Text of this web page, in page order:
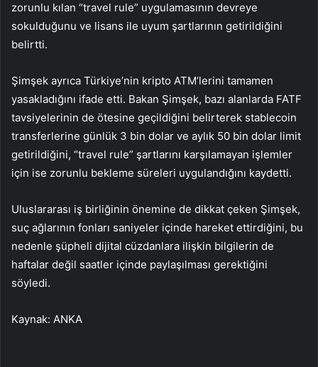
zorunlu kılan “travel rule” uygulamasının devreye
sokulduğunu ve lisans ile uyum şartlarının getirildiğini
belirtti.
Şimşek ayrıca Türkiye’nin kripto ATM’lerini tamamen
yasakladığını ifade etti. Bakan Şimşek, bazı alanlarda FATF
tavsiyelerinin de ötesine geçildiğini belirterek stablecoin
transferlerine günlük 3 bin dolar ve aylık 50 bin dolar limit
getirildiğini, “travel rule” şartlarını karşılamayan işlemler
için ise zorunlu bekleme süreleri uygulandığını kaydetti.
Uluslararası iş birliğinin önemine de dikkat çeken Şimşek,
suç ağlarının fonları saniyeler içinde hareket ettirdiğini, bu
nedenle şüpheli dijital cüzdanlara ilişkin bilgilerin de
haftalar değil saatler içinde paylaşılması gerektiğini
söyledi.
Kaynak: ANKA